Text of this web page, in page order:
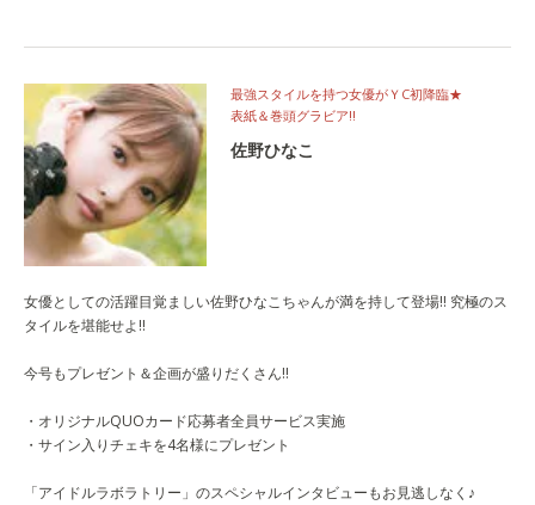
最強スタイルを持つ女優がＹC初降臨★
表紙＆巻頭グラビア!!
佐野ひなこ
女優としての活躍目覚ましい佐野ひなこちゃんが満を持して登場!! 究極のス
タイルを堪能せよ!!
今号もプレゼント＆企画が盛りだくさん!!
・オリジナルQUOカード応募者全員サービス実施
・サイン入りチェキを4名様にプレゼント
「アイドルラボラトリー」のスペシャルインタビューもお見逃しなく♪